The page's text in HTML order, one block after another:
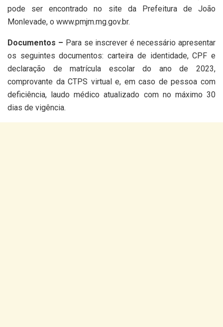
pode ser encontrado no site da Prefeitura de João
Monlevade, o www.pmjm.mg.gov.br.
Documentos – Para se inscrever é necessário apresentar
os seguintes documentos: carteira de identidade, CPF e
declaração de matrícula escolar do ano de 2023,
comprovante da CTPS virtual e, em caso de pessoa com
deficiência, laudo médico atualizado com no máximo 30
dias de vigência.